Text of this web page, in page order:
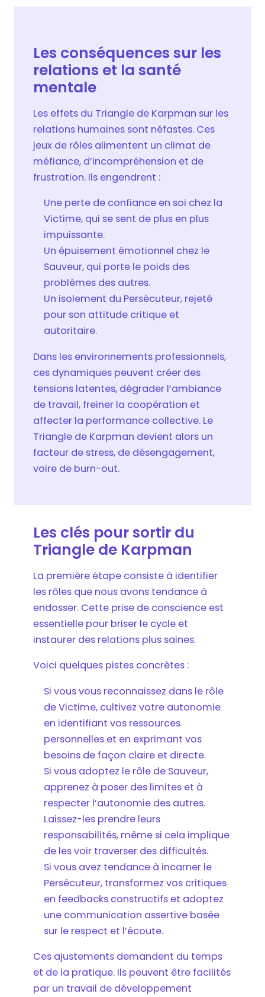
Les conséquences sur les
relations et la santé
mentale
Les effets du Triangle de Karpman sur les
relations humaines sont néfastes. Ces
jeux de rôles alimentent un climat de
méfiance, d’incompréhension et de
frustration. Ils engendrent :
Une perte de confiance en soi chez la
Victime, qui se sent de plus en plus
impuissante.
Un épuisement émotionnel chez le
Sauveur, qui porte le poids des
problèmes des autres.
Un isolement du Persécuteur, rejeté
pour son attitude critique et
autoritaire.
Dans les environnements professionnels,
ces dynamiques peuvent créer des
tensions latentes, dégrader l’ambiance
de travail, freiner la coopération et
affecter la performance collective. Le
Triangle de Karpman devient alors un
facteur de stress, de désengagement,
voire de burn-out.
Les clés pour sortir du
Triangle de Karpman
La première étape consiste à identifier
les rôles que nous avons tendance à
endosser. Cette prise de conscience est
essentielle pour briser le cycle et
instaurer des relations plus saines.
Voici quelques pistes concrètes :
Si vous vous reconnaissez dans le rôle
de Victime, cultivez votre autonomie
en identifiant vos ressources
personnelles et en exprimant vos
besoins de façon claire et directe.
Si vous adoptez le rôle de Sauveur,
apprenez à poser des limites et à
respecter l’autonomie des autres.
Laissez-les prendre leurs
responsabilités, même si cela implique
de les voir traverser des difficultés.
Si vous avez tendance à incarner le
Persécuteur, transformez vos critiques
en feedbacks constructifs et adoptez
une communication assertive basée
sur le respect et l’écoute.
Ces ajustements demandent du temps
et de la pratique. Ils peuvent être facilités
par un travail de développement